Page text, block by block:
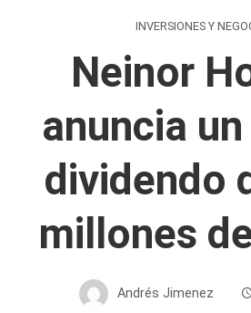
INVERSIONES Y
Neinor
anuncia
dividendo
millones
Andrés Jimenez